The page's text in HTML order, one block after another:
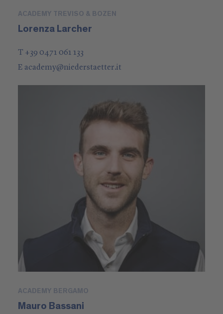
ACADEMY TREVISO & BOZEN
Lorenza Larcher
T +39 0471 061 133
E academy@niederstaetter.it
ACADEMY BERGAMO
Mauro Bassani